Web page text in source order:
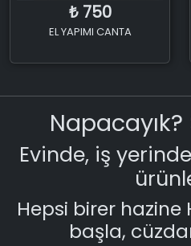
₺ 750
EL YAPIMI CANTA
Evinde, iş
Hepsi birer
başla,